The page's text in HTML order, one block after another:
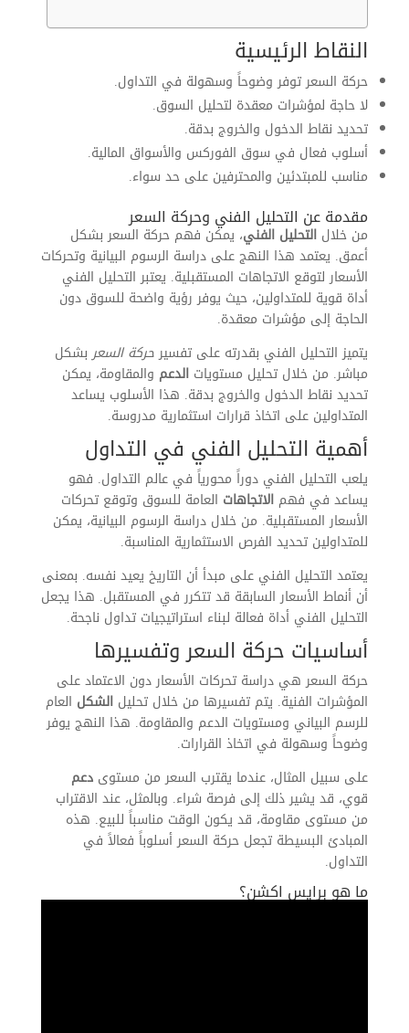
النقاط الرئيسية
حركة السعر توفر وضوحاً وسهولة في التداول.
لا حاجة لمؤشرات معقدة لتحليل السوق.
تحديد نقاط الدخول والخروج بدقة.
أسلوب فعال في سوق الفوركس والأسواق المالية.
مناسب للمبتدئين والمحترفين على حد سواء.
مقدمة عن التحليل الفني وحركة السعر
من خلال التحليل الفني، يمكن فهم حركة السعر بشكل
أعمق. يعتمد هذا النهج على دراسة الرسوم البيانية وتحركات
الأسعار لتوقع الاتجاهات المستقبلية. يعتبر التحليل الفني
أداة قوية للمتداولين، حيث يوفر رؤية واضحة للسوق دون
الحاجة إلى مؤشرات معقدة.
يتميز التحليل الفني بقدرته على تفسيرحركة السعربشكل
مباشر. من خلال تحليل مستويات الدعم والمقاومة، يمكن
تحديد نقاط الدخول والخروج بدقة. هذا الأسلوب يساعد
المتداولين على اتخاذ قرارات استثمارية مدروسة.
أهمية التحليل الفني في التداول
يلعب التحليل الفني دوراً محورياً في عالم التداول. فهو
يساعد في فهم الاتجاهات العامة للسوق وتوقع تحركات
الأسعار المستقبلية. من خلال دراسة الرسوم البيانية، يمكن
للمتداولين تحديد الفرص الاستثمارية المناسبة.
يعتمد التحليل الفني على مبدأ أن التاريخ يعيد نفسه. بمعنى
أن أنماط الأسعار السابقة قد تتكرر في المستقبل. هذا يجعل
التحليل الفني أداة فعالة لبناء استراتيجيات تداول ناجحة.
أساسيات حركة السعر وتفسيرها
حركة السعر هي دراسة تحركات الأسعار دون الاعتماد على
المؤشرات الفنية. يتم تفسيرها من خلال تحليل الشكل العام
للرسم البياني ومستويات الدعم والمقاومة. هذا النهج يوفر
وضوحاً وسهولة في اتخاذ القرارات.
على سبيل المثال، عندما يقترب السعر من مستوى دعم
قوي، قد يشير ذلك إلى فرصة شراء. وبالمثل، عند الاقتراب
من مستوى مقاومة، قد يكون الوقت مناسباً للبيع. هذه
المبادئ البسيطة تجعل حركة السعر أسلوباً فعالاً في
التداول.
ما هو برايس اكشن؟